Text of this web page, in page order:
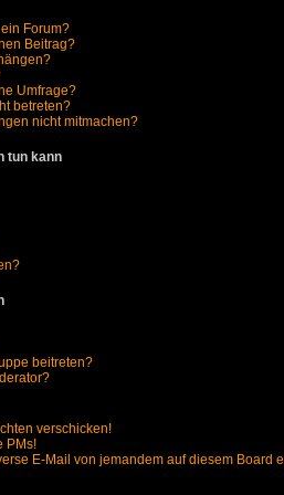
Forum?
Beitrag?
Umfrage?
betreten?
nicht mitmachen?
tun kann
beitreten?
verschicken!
PMs!
E-Mail von jemandem auf diesem Board